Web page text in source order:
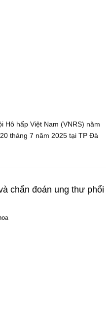
Hô hấp Việt Nam (VNRS) năm
tháng 7 năm 2025 tại TP Đà
chẩn đoán ung thư phổi